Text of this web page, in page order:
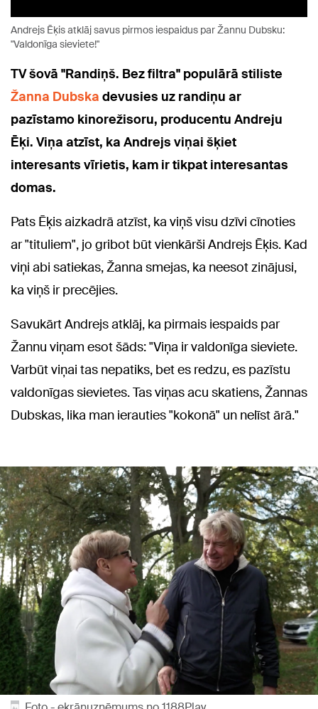
Andrejs Ēķis atklāj savus pirmos iespaidus par Žannu Dubsku:
"Valdonīga sieviete!"
TV šovā "Randiņš. Bez filtra" populārā stiliste
Žanna Dubska devusies uz randiņu ar
pazīstamo kinorežisoru, producentu Andreju
Ēķi. Viņa atzīst, ka Andrejs viņai šķiet
interesants vīrietis, kam ir tikpat interesantas
domas.
Pats Ēķis aizkadrā atzīst, ka viņš visu dzīvi cīnoties
ar "tituliem", jo gribot būt vienkārši Andrejs Ēķis. Kad
viņi abi satiekas, Žanna smejas, ka neesot zinājusi,
ka viņš ir precējies.
Savukārt Andrejs atklāj, ka pirmais iespaids par
Žannu viņam esot šāds: "Viņa ir valdonīga sieviete.
Varbūt viņai tas nepatiks, bet es redzu, es pazīstu
valdonīgas sievietes. Tas viņas acu skatiens, Žannas
Dubskas, lika man ierauties "kokonā" un nelīst ārā."